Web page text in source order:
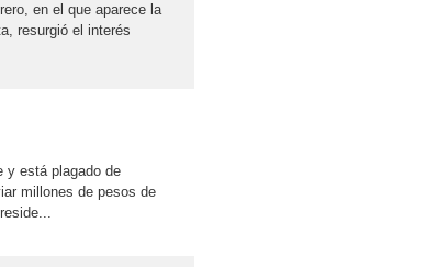
en el que aparece la
resurgió el interés
y está plagado de
millones de pesos de